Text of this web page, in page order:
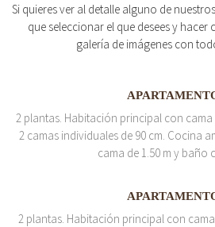
Si quieres ver al detalle alguno de
que seleccionar el que desees y hacer
galería de imágenes con
2 plantas. Habitación principal con cama
2 camas individuales de 90 cm. Cocina
cama de 1.50 m y baño
2 plantas. Habitación principal con